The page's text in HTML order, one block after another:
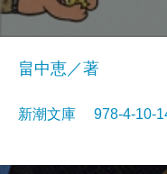
畠中恵／著
新潮文庫 978-4-10-